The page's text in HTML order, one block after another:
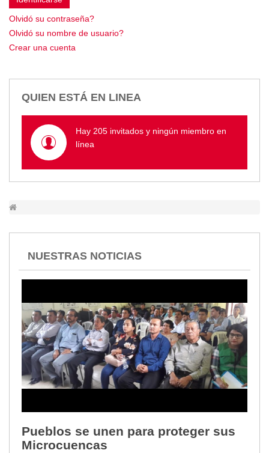
Olvidó su contraseña?
Olvidó su nombre de usuario?
Crear una cuenta
QUIEN ESTÁ EN LINEA
Hay 205 invitados y ningún miembro en
línea
NUESTRAS NOTICIAS
Pueblos se unen para proteger sus
Microcuencas
Empresa Pública de Vivienda
Biblioteca
P.A.C. - P.O.A.
Ordenanzas/Resoluciones
Cumplimiento LOTAIP
Concurso de Méritos
Concursos 2016
Servicio